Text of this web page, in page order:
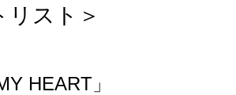
リスト＞
HEART 」